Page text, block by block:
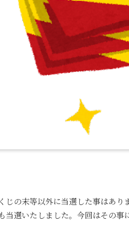
じの末等以外に当選した事はあ
当選いたしました。今回はその事